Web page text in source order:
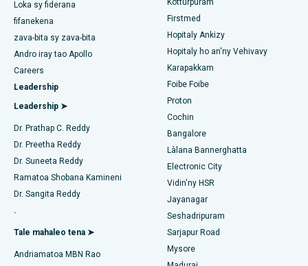
Mitadiava mpitsabo hoditra
Mitadiava mpitsabo urolojika
Mitadiava mpitsabo diabeta
Mitadiava Dokotera mpitsabo aretim-behivavy
Mitadiava Dokotera Jeneraly
Hopitaly tsara indrindra ao Jubilee Hills, Hyderabad
Hopitaly tsara indrindra ao Tondiarpet, Chennai
Hopitaly tsara indrindra ao Kotturpuram, Chennai
Hopitaly tsara indrindra ao amin'ny Kovai Road, Karur
Hopitaly tsara indrindra ao Karapakkam, Chennai
Hopitaly tsara indrindra ao Arilova, Vizag
Hopitaly tsara indrindra ao amin'ny Lalana Kanpur, Lucknow
Hopitaly tsara indrindra ao amin'ny Sector-26, Noida
Hopitaly tsara indrindra ao Gandhinagar, Ahmedabad
Hopitaly tsara indrindra ao Aragonda, Andhra Pradesh
Liposuction
Coronary Angiogram
Transcatheter Aortic Valve fanoloana
MitraClip Valve Repair
Fandidiana cardiac invasive kely indrindra
Catheter Ablation
Fandidiana Fanarenana ACL
Fanoloana ny soroka
Ablation Endometrial
Embolization ny lalan-dra
Loka sy fiderana
fifanekena
zava-bita sy zava-bita
Andro iray tao Apollo
Careers
Leadership
Leadership ➤
Dr. Prathap C. Reddy
Dr. Preetha Reddy
Dr. Suneeta Reddy
Ramatoa Shobana Kamineni
Dr. Sangita Reddy
.
Tale mahaleo tena ➤
Andriamatoa MBN Rao
Kotturpuram
Firstmed
Hopitaly Ankizy
Hopitaly ho an'ny Vehivavy
Karapakkam
Foibe Foibe
Proton
Cochin
Bangalore
Làlana Bannerghatta
Electronic City
Vidin'ny HSR
Jayanagar
Seshadripuram
Sarjapur Road
Mysore